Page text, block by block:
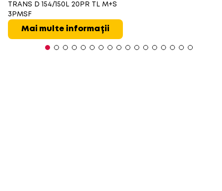
TRANS D 154/150L 20PR TL M+S
3PMSF
Mai multe informații